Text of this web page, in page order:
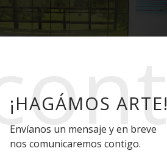
¡HAGÁMOS ARTE!
Envíanos un mensaje y en breve
nos comunicaremos contigo.